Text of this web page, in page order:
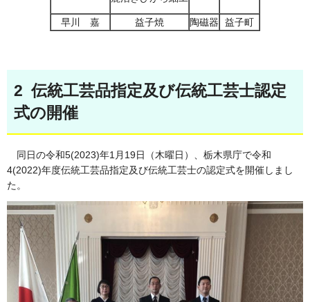
早川 嘉 益子焼 陶磁器 益子町
2 伝統工芸品指定及び伝統工芸士認定
式の開催
同日の令和5(2023)年1月19日（木曜日）、栃木県庁で令和
4(2022)年度伝統工芸品指定及び伝統工芸士の認定式を開催しまし
た。